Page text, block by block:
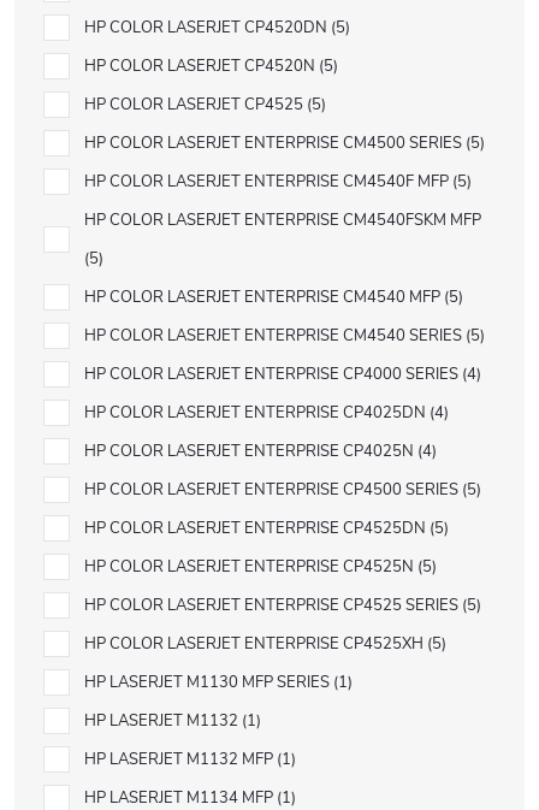
HP COLOR LASERJET CP4520DN 5
HP COLOR LASERJET CP4520N 5
HP COLOR LASERJET CP4525 5
HP COLOR LASERJET ENTERPRISE CM4500 SERIES 5
HP COLOR LASERJET ENTERPRISE CM4540F MFP 5
HP COLOR LASERJET ENTERPRISE CM4540FSKM MFP
5
HP COLOR LASERJET ENTERPRISE CM4540 MFP 5
HP COLOR LASERJET ENTERPRISE CM4540 SERIES 5
HP COLOR LASERJET ENTERPRISE CP4000 SERIES 4
HP COLOR LASERJET ENTERPRISE CP4025DN 4
HP COLOR LASERJET ENTERPRISE CP4025N 4
HP COLOR LASERJET ENTERPRISE CP4500 SERIES 5
HP COLOR LASERJET ENTERPRISE CP4525DN 5
HP COLOR LASERJET ENTERPRISE CP4525N 5
HP COLOR LASERJET ENTERPRISE CP4525 SERIES 5
HP COLOR LASERJET ENTERPRISE CP4525XH 5
HP LASERJET M1130 MFP SERIES 1
HP LASERJET M1132 1
HP LASERJET M1132 MFP 1
HP LASERJET M1134 MFP 1